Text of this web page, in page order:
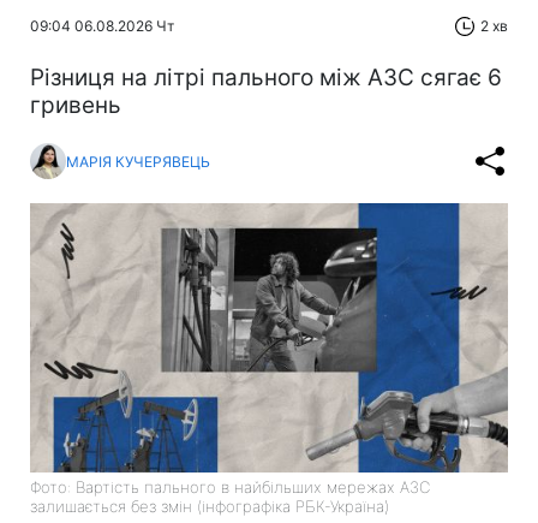
09:04 06.08.2026 Чт 2 хв
Різниця на літрі пального між АЗС сягає 6
гривень
МАРІЯ КУЧЕРЯВЕЦЬ
Фото: Вартість пального в найбільших мережах АЗС
залишається без змін (інфографіка РБК-Україна)